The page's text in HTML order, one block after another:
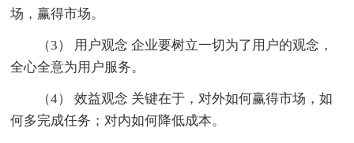
场，赢得市场。
（3） 用户观念 企业要树立一切为了用户的观念，
全心全意为用户服务。
（4） 效益观念 关键在于，对外如何赢得市场，如
何多完成任务；对内如何降低成本。